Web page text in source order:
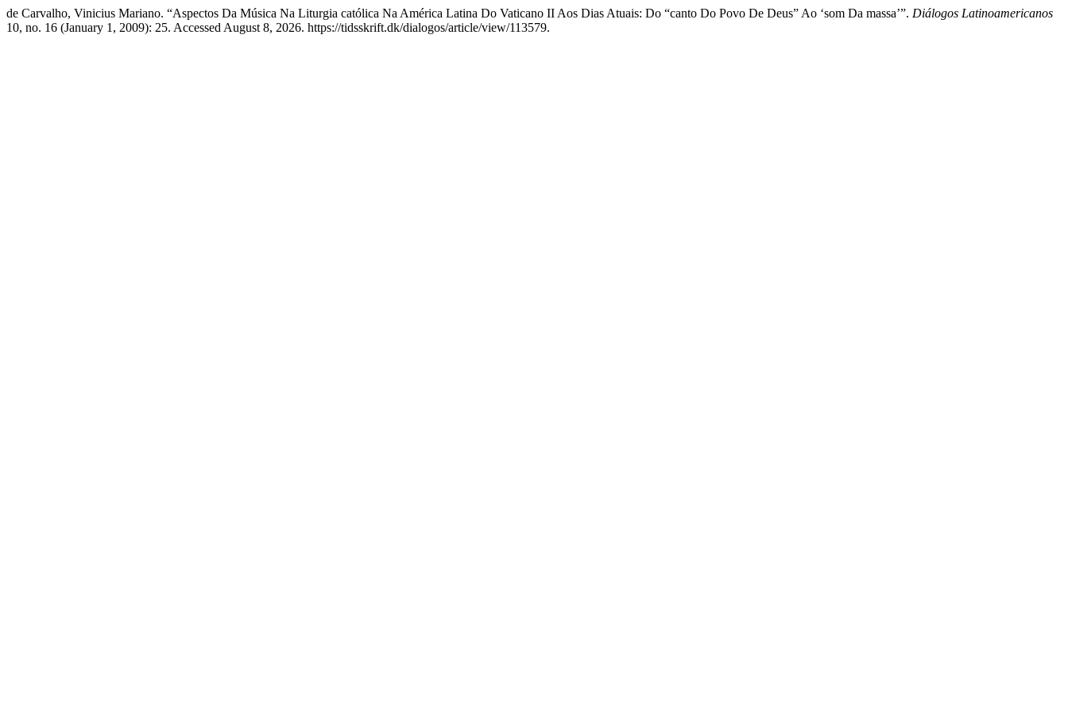
de Carvalho, Vinicius Mariano. “Aspectos Da Música Na Liturgia católica Na América Latina Do Vaticano II Aos Dias Atuais: Do “canto Do Povo De Deus” Ao ‘som Da massa’”. Diálogos Latinoamericanos
10, no. 16 (January 1, 2009): 25. Accessed August 8, 2026. https://tidsskrift.dk/dialogos/article/view/113579.